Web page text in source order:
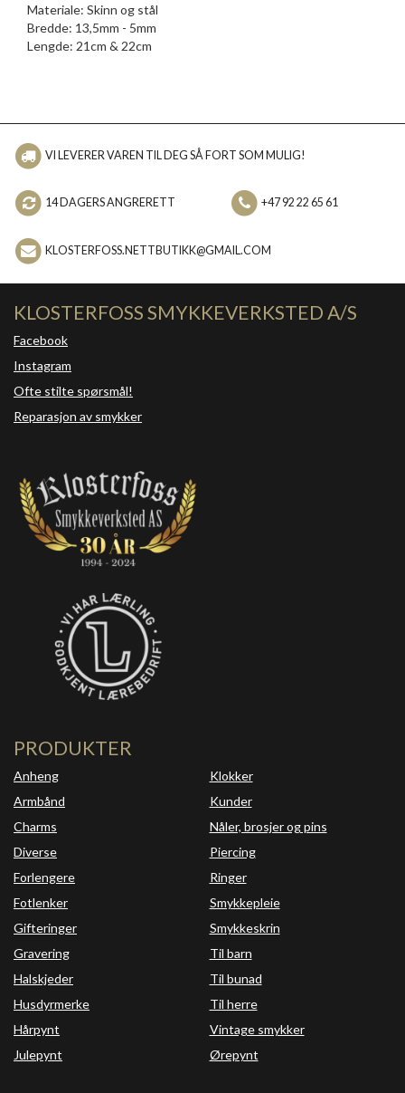
Materiale: Skinn og stål
Bredde: 13,5mm - 5mm
Lengde: 21cm & 22cm
VI LEVERER VAREN TIL DEG SÅ FORT SOM MULIG!
14 DAGERS ANGRERETT +47 92 22 65 61
KLOSTERFOSS.NETTBUTIKK@GMAIL.COM
KLOSTERFOSS SMYKKEVERKSTED A/S
Facebook
Instagram
Ofte stilte spørsmål!
Reparasjon av smykker
PRODUKTER
Anheng
Armbånd
Charms
Diverse
Forlengere
Fotlenker
Gifteringer
Gravering
Halskjeder
Husdyrmerke
Hårpynt
Julepynt
Klokker
Kunder
Nåler, brosjer og pins
Piercing
Ringer
Smykkepleie
Smykkeskrin
Til barn
Til bunad
Til herre
Vintage smykker
Ørepynt